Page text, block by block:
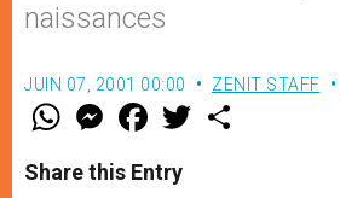
naissances
JUIN 07, 2001 00:00 ZENIT STAFF
W
t
s
M
e
s
e
F
a
e
b
w
Share this Entry